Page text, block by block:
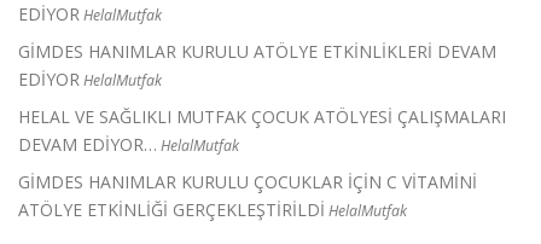
EDİYOR HelalMutfak
GİMDES HANIMLAR KURULU ATÖLYE ETKİNLİKLERİ DEVAM
EDİYOR HelalMutfak
HELAL VE SAĞLIKLI MUTFAK ÇOCUK ATÖLYESİ ÇALIŞMALARI
DEVAM EDİYOR… HelalMutfak
GİMDES HANIMLAR KURULU ÇOCUKLAR İÇİN C VİTAMİNİ
ATÖLYE ETKİNLİĞİ GERÇEKLEŞTİRİLDİ HelalMutfak